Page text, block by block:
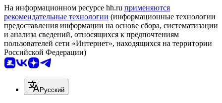
На информационном ресурсе hh.ru применяются
рекомендательные технологии (информационные технологии
предоставления информации на основе сбора, систематизации
и анализа сведений, относящихся к предпочтениям
пользователей сети «Интернет», находящихся на территории
Российской Федерации)
Русский